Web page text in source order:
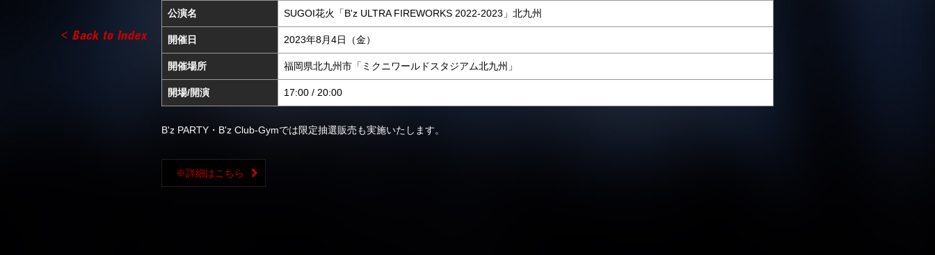
公演名 SUGOI花火「B'z ULTRA FIREWORKS 2022-2023」北九州
開催日 2023年8月4日（金）
開催場所 福岡県北九州市「ミクニワールドスタジアム北九州」
開場/開演 17:00 / 20:00
B'z PARTY・B'z Club-Gymでは限定抽選販売も実施いたします。
※詳細はこちら